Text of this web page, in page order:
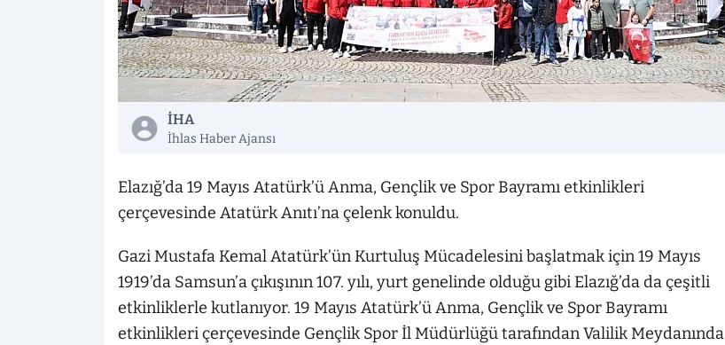
İHA
İhlas Haber Ajansı
Elazığ’da 19 Mayıs Atatürk’ü Anma, Gençlik ve Spor Bayramı etkinlikleri
çerçevesinde Atatürk Anıtı’na çelenk konuldu.
Gazi Mustafa Kemal Atatürk’ün Kurtuluş Mücadelesini başlatmak için 19 Mayıs
1919’da Samsun’a çıkışının 107. yılı, yurt genelinde olduğu gibi Elazığ’da da çeşitli
etkinliklerle kutlanıyor. 19 Mayıs Atatürk’ü Anma, Gençlik ve Spor Bayramı
etkinlikleri çerçevesinde Gençlik Spor İl Müdürlüğü tarafından Valilik Meydanında